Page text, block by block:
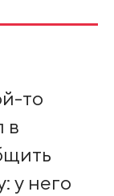
то
в
у него